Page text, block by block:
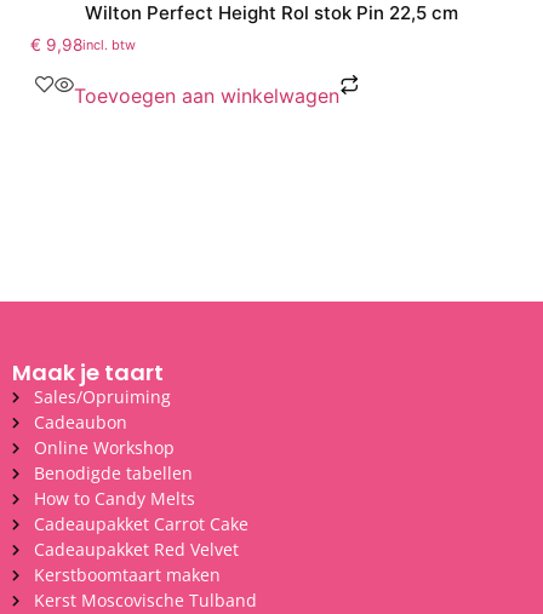
Wilton Perfect Height Rol stok Pin 22,5 cm
€ 9,98incl. btw
Toevoegen aan winkelwagen
Maak je taart
Sales/Opruiming
Cadeaubon
Online Workshop
Benodigde tabellen
How to Candy Melts
Cadeaupakket Carrot Cake
Cadeaupakket Red Velvet
Kerstboomtaart maken
Kerst Moscovische Tulband